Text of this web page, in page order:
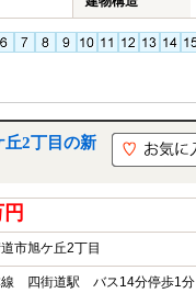
2丁目の新
市旭ケ丘2丁目
線 四街道駅 バス14分停歩1分